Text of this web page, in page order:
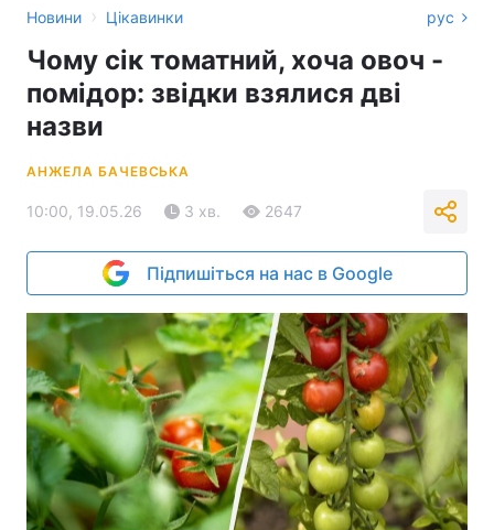
Новини › Цікавинки рус
Чому сік томатний, хоча овоч -
помідор: звідки взялися дві
назви
АНЖЕЛА БАЧЕВСЬКА
10:00, 19.05.26 3 хв. 2647
Підпишіться на нас в Google